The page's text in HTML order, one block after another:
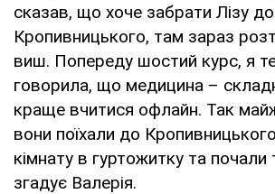
сказав, що хоче забрати Лізу до
Кропивницького, там зараз
виш. Попереду шостий курс, я
говорила, що медицина –
краще вчитися офлайн. Так
вони поїхали до
кімнату в гуртожитку та
згадує Валерія.